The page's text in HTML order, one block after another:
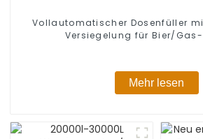
Vollautomatischer Dosenfüller
Versiegelung für Bier/
Mehr lesen